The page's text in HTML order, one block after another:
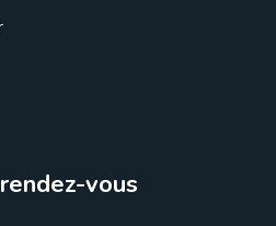
vous